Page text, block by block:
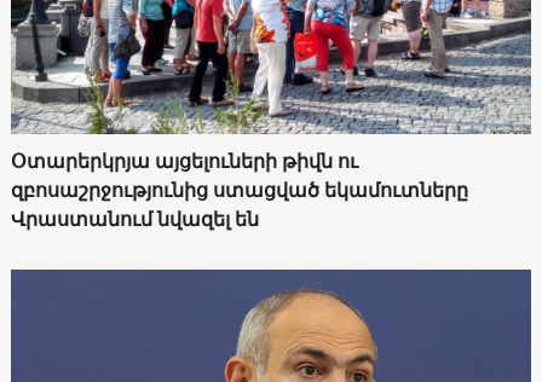
Օտարերկրյա այցելուների թիվն ու
զբոսաշրջությունից ստացված եկամուտները
Վրաստանում նվազել են